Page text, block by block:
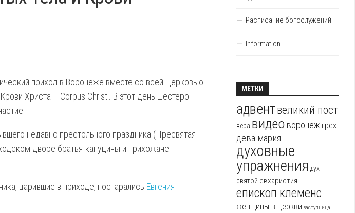
приход в Воронеже вместе со всей Церковью
Христа – Corpus Christi. В этот день шестеро
недавно престольного праздника (Пресвятая
дворе братья-капуцины и прихожане
царившие в приходе, постарались Евгения
Расписание богослужений
Information
МЕТКИ
адвентвеликий пост
вера видео воронеж грех
дева мария
духовные
упражнения дух
святой евхаристия
епископ клеменс
женщины в церкви заступница